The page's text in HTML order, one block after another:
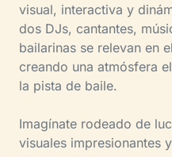
visual, interactiva y
dos DJs, cantantes,
bailarinas se relevan en
creando una atmósfera
la pista de baile.
Imagínate rodeado de
visuales impresionantes